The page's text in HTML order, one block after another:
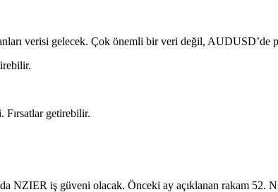
verisi gelecek. Çok önemli bir veri değil, AUDUSD’de
getirebilir.
NZIER iş güveni olacak. Önceki ay açıklanan rakam 52.